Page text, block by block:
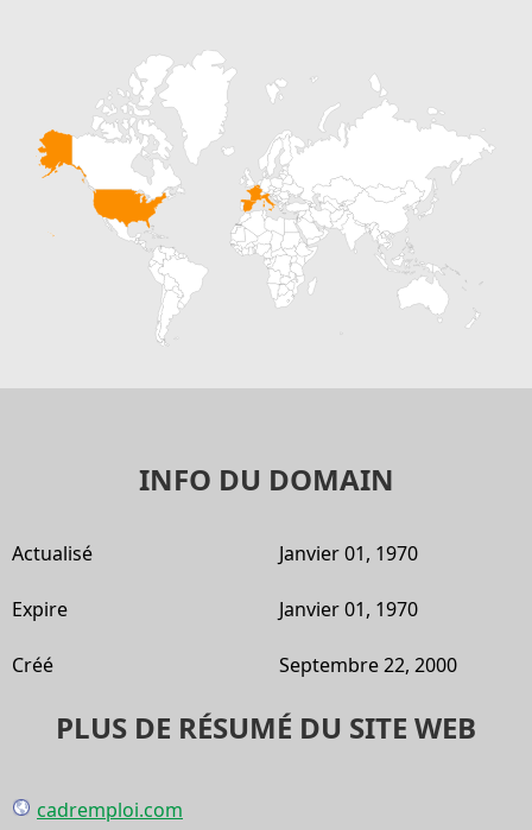
INFO DU DOMAIN
Actualisé Janvier 01, 1970
Expire Janvier 01, 1970
Créé Septembre 22, 2000
PLUS DE RÉSUMÉ DU SITE WEB
cadremploi.com